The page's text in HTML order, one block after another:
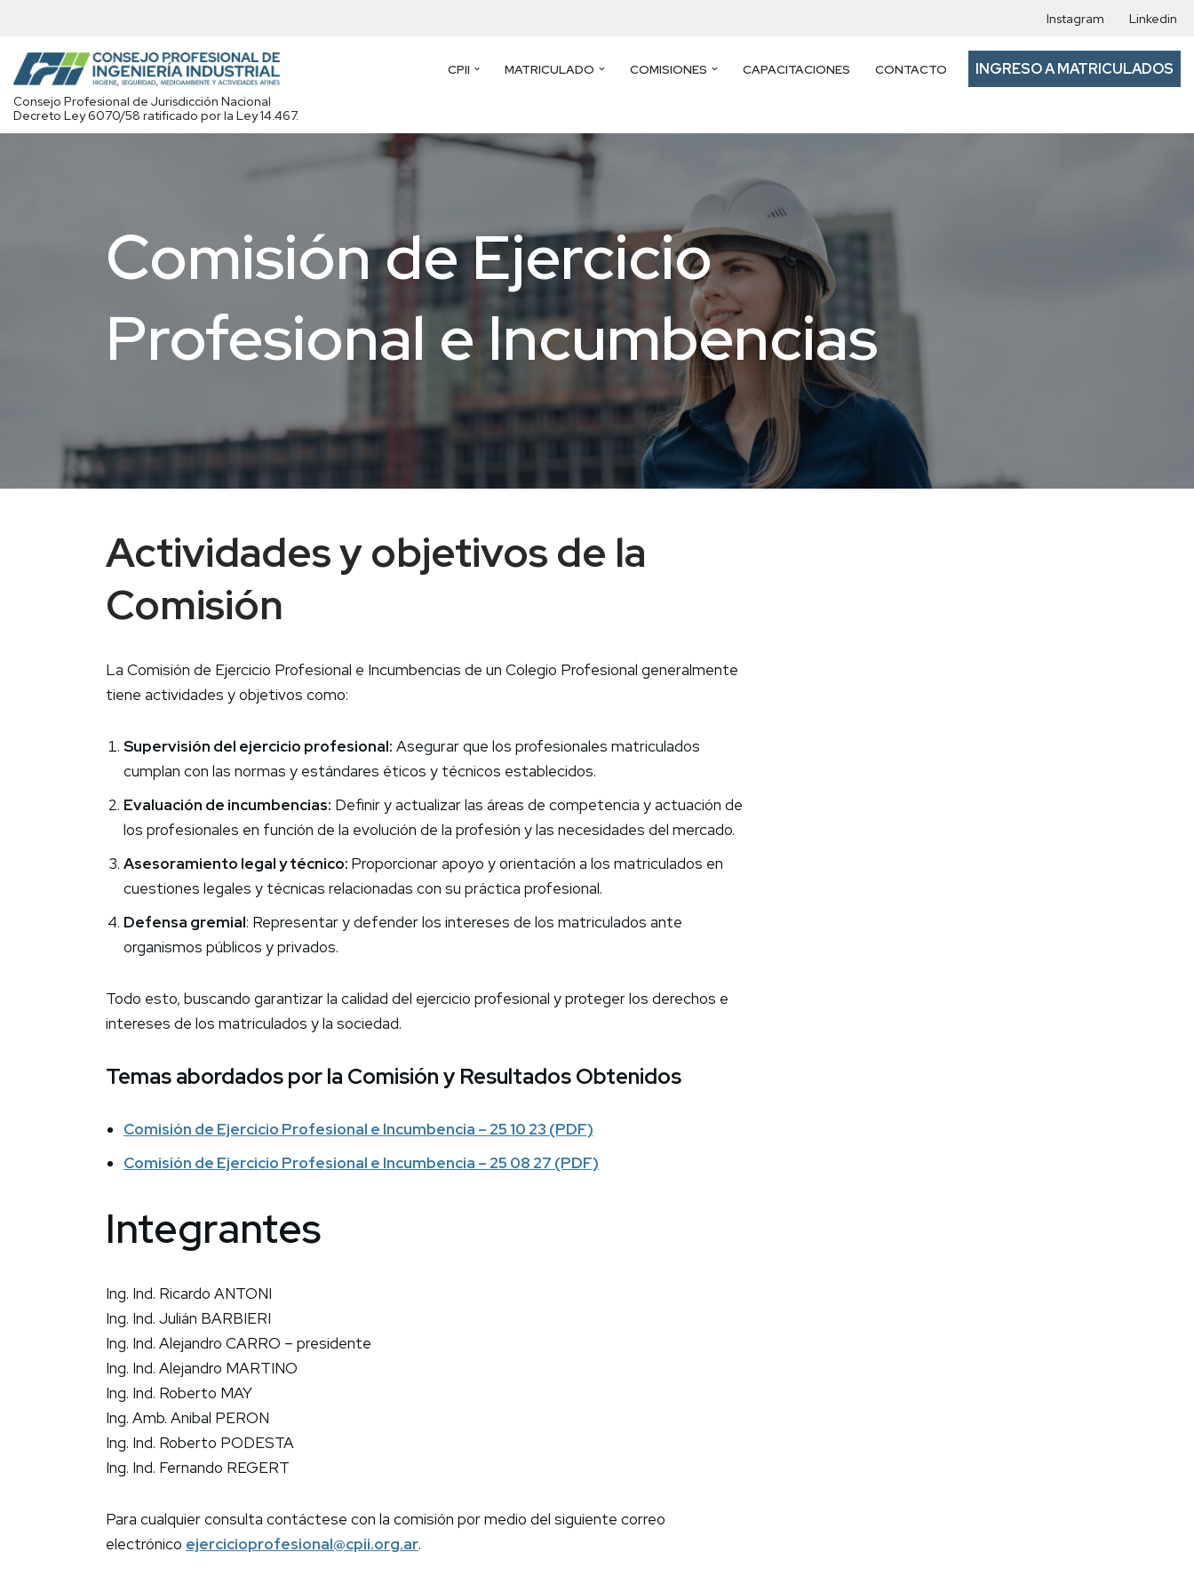
Saltar
al
contenido
Instagram Linkedin
CPII MATRICULADO COMISIONES CAPACITACIONES CONTACTO INGRESO A MATRICULADOS
Consejo Profesional de Jurisdicción Nacional
Decreto Ley 6070/58 ratificado por la Ley 14.467.
Comisión de Ejercicio
Profesional e Incumbencias
Actividades y objetivos de la
Comisión
La Comisión de Ejercicio Profesional e Incumbencias de un Colegio Profesional generalmente
tiene actividades y objetivos como:
Supervisión del ejercicio profesional: Asegurar que los profesionales matriculados
cumplan con las normas y estándares éticos y técnicos establecidos.
Evaluación de incumbencias: Definir y actualizar las áreas de competencia y actuación de
los profesionales en función de la evolución de la profesión y las necesidades del mercado.
Asesoramiento legal y técnico: Proporcionar apoyo y orientación a los matriculados en
cuestiones legales y técnicas relacionadas con su práctica profesional.
Defensa gremial: Representar y defender los intereses de los matriculados ante
organismos públicos y privados.
Todo esto, buscando garantizar la calidad del ejercicio profesional y proteger los derechos e
intereses de los matriculados y la sociedad.
Temas abordados por la Comisión y Resultados Obtenidos
Comisión de Ejercicio Profesional e Incumbencia – 25 10 23 (PDF)
Comisión de Ejercicio Profesional e Incumbencia – 25 08 27 (PDF)
Integrantes
Ing. Ind. Ricardo ANTONI
Ing. Ind. Julián BARBIERI
Ing. Ind. Alejandro CARRO – presidente
Ing. Ind. Alejandro MARTINO
Ing. Ind. Roberto MAY
Ing. Amb. Anibal PERON
Ing. Ind. Roberto PODESTA
Ing. Ind. Fernando REGERT
Para cualquier consulta contáctese con la comisión por medio del siguiente correo
electrónico ejercicioprofesional@cpii.org.ar.